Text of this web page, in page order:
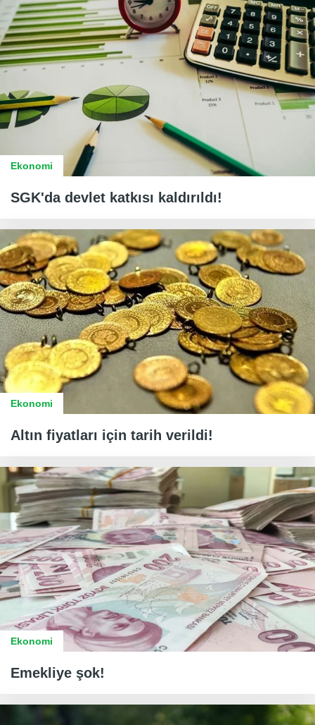
Ekonomi
SGK'da devlet katkısı kaldırıldı!
Ekonomi
Altın fiyatları için tarih verildi!
Ekonomi
Emekliye şok!